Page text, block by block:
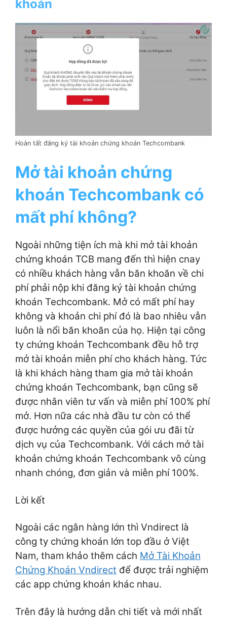
khoán
Hoàn tất đăng ký tài khoản chứng khoán Techcombank
Mở tài khoản chứng
khoán Techcombank có
mất phí không?
Ngoài những tiện ích mà khi mở tài khoản
chứng khoán TCB mang đến thì hiện cnay
có nhiều khách hàng vẫn băn khoăn về chi
phí phải nộp khi đăng ký tài khoản chứng
khoán Techcombank. Mở có mất phí hay
không và khoản chi phí đó là bao nhiêu vẫn
luôn là nổi băn khoăn của họ. Hiện tại công
ty chứng khoán Techcombank đều hỗ trợ
mở tài khoản miễn phí cho khách hàng. Tức
là khi khách hàng tham gia mở tài khoản
chứng khoán Techcombank, bạn cũng sẽ
được nhân viên tư vấn và miễn phí 100% phí
mở. Hơn nữa các nhà đầu tư còn có thể
được hưởng các quyền của gói ưu đãi từ
dịch vụ của Techcombank. Với cách mở tài
khoản chứng khoán Techcombank vô cùng
nhanh chóng, đơn giản và miễn phí 100%.
Lời kết
Ngoài các ngân hàng lớn thì Vndirect là
công ty chứng khoán lớn top đầu ở Việt
Nam, tham khảo thêm cách Mở Tài Khoản
Chứng Khoán Vndirect để được trải nghiệm
các app chứng khoán khác nhau.
Trên đây là hướng dẫn chi tiết và mới nhất